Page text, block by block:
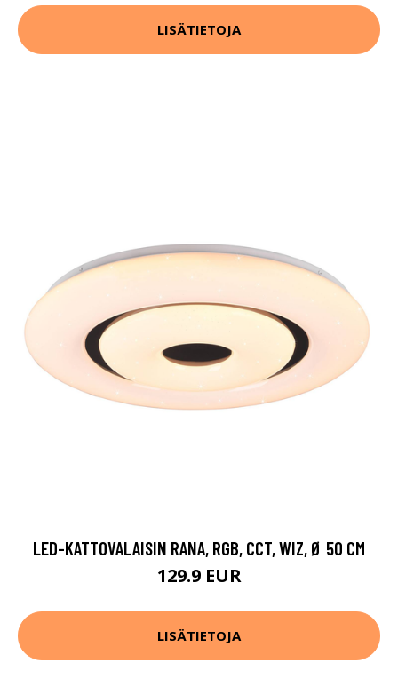
LISÄTIETOJA
LED-KATTOVALAISIN RANA, RGB, CCT, WIZ, Ø 50 CM
129.9 EUR
LISÄTIETOJA